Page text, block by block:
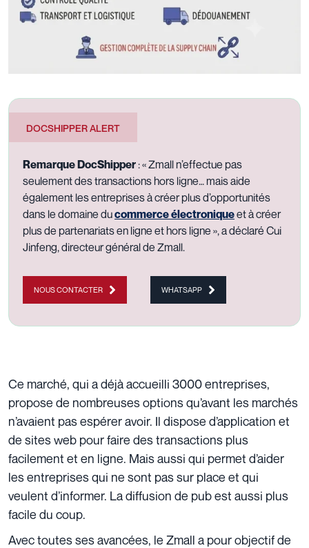
DOCSHIPPER ALERT
Remarque DocShipper : « Zmall n’effectue pas
seulement des transactions hors ligne… mais aide
également les entreprises à créer plus d’opportunités
dans le domaine ducommerce électroniqueet à créer
plus de partenariats en ligne et hors ligne », a déclaré Cui
Jinfeng, directeur général de Zmall.
NOUS CONTACTER WHATSAPP
Ce marché, qui a déjà accueilli 3000 entreprises,
propose de nombreuses options qu’avant les marchés
n’avaient pas espérer avoir. Il dispose d’application et
de sites web pour faire des transactions plus
facilement et en ligne. Mais aussi qui permet d’aider
les entreprises qui ne sont pas sur place et qui
veulent d’informer. La diffusion de pub est aussi plus
facile du coup.
Avec toutes ses avancées, le Zmall a pour objectif de